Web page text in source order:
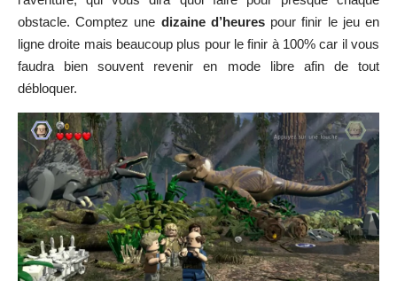
obstacle. Comptez une dizaine d’heurespour finir le jeu en
ligne droite mais beaucoup plus pour le finir à 100% car il vous
faudra bien souvent revenir en mode libre afin de tout
débloquer.